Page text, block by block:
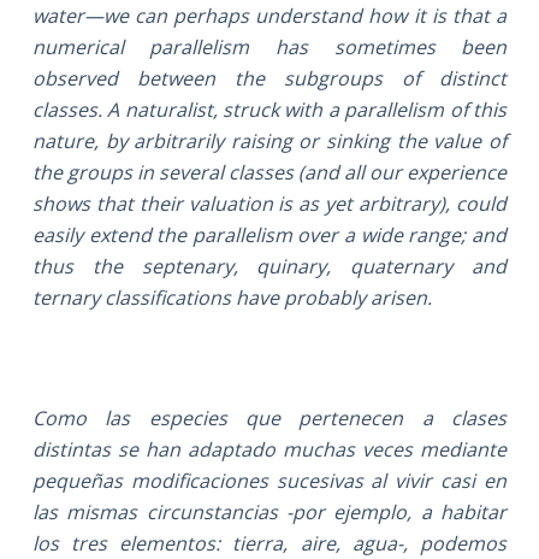
water—we can perhaps understand how it is that a
numerical parallelism has sometimes been
observed between the subgroups of distinct
classes. A naturalist, struck with a parallelism of this
nature, by arbitrarily raising or sinking the value of
the groups in several classes (and all our experience
shows that their valuation is as yet arbitrary), could
easily extend the parallelism over a wide range; and
thus the septenary, quinary, quaternary and
ternary classifications have probably arisen.
Como las especies que pertenecen a clases
distintas se han adaptado muchas veces mediante
pequeñas modificaciones sucesivas al vivir casi en
las mismas circunstancias -por ejemplo, a habitar
los tres elementos: tierra, aire, agua-, podemos